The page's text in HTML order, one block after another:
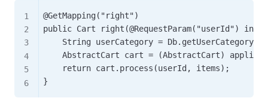
@GetMapping("right")
public Cart right(@RequestParam("userId") int
String userCategory =
AbstractCart cart = (AbstractCart)
    return cart.process(userId, items);